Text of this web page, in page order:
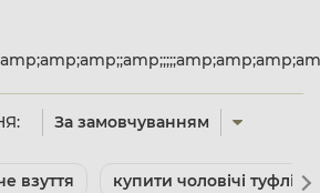
За замовчуванням
взуття купити чоловічі туфлі